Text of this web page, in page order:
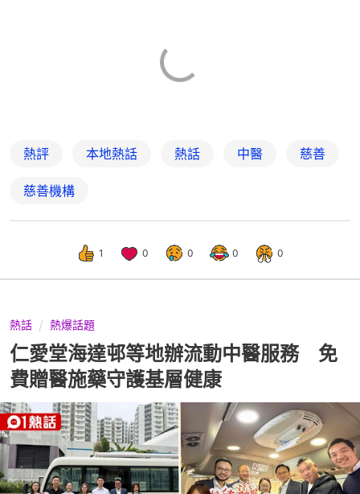
熱評 本地熱話 熱話 中醫 慈善
慈善機構
1 0 0 0 0
熱話 熱爆話題
仁愛堂海達邨等地辦流動中醫服務 免
費贈醫施藥守護基層健康